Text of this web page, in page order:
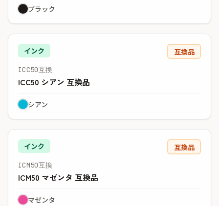
ブラック
インク 互換品
ICC50互換
ICC50 シアン 互換品
シアン
インク 互換品
ICM50互換
ICM50 マゼンタ 互換品
マゼンタ